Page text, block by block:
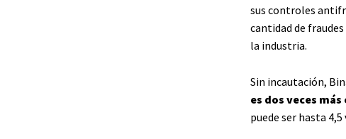
sus controles
cantidad de
la industria.
Sin incautación,
es dos veces
puede ser hasta